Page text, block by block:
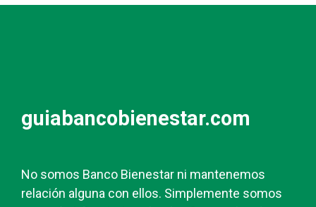
guiabancobienestar.com
No somos Banco Bienestar ni mantenemos
relación alguna con ellos. Simplemente somos